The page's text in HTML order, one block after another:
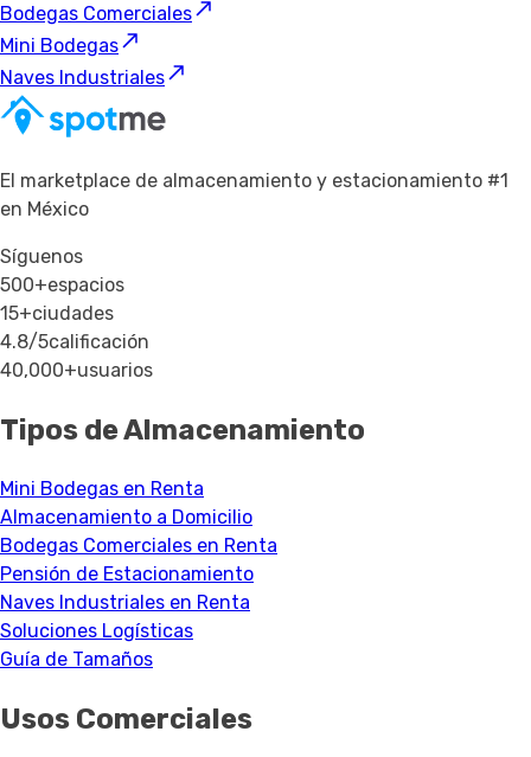
Bodegas Comerciales
Mini Bodegas
Naves Industriales
El marketplace de almacenamiento y estacionamiento #1
en México
Síguenos
500+espacios
15+ciudades
4.8/5calificación
40,000+usuarios
Tipos de Almacenamiento
Mini Bodegas en Renta
Almacenamiento a Domicilio
Bodegas Comerciales en Renta
Pensión de Estacionamiento
Naves Industriales en Renta
Soluciones Logísticas
Guía de Tamaños
Usos Comerciales